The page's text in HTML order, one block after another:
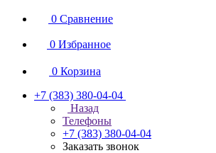
0 Сравнение
0 Избранное
0 Корзина
+7 (383) 380-04-04
Назад
Телефоны
+7 (383) 380-04-04
Заказать звонок